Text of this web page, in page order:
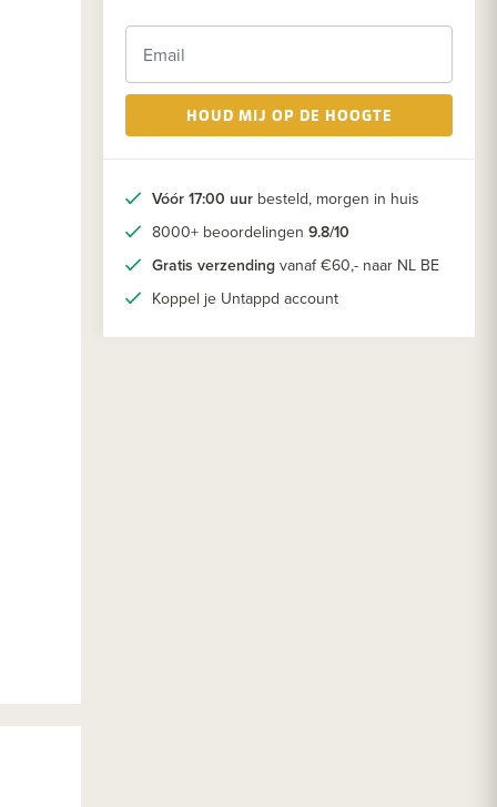
HOUD MIJ OP DE HOOGTE
Vóór 17:00 uur besteld, morgen in huis
8000+ beoordelingen 9.8/10
Gratis verzending vanaf €60,- naar NL BE
Koppel je Untappd account